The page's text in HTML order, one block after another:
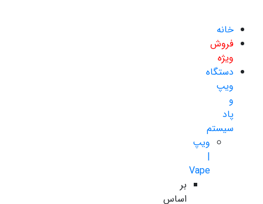
خانه
فروش
ویژه
دستگاه
ویپ
و
پاد
سیستم
ویپ
|
Vape
بر
اساس